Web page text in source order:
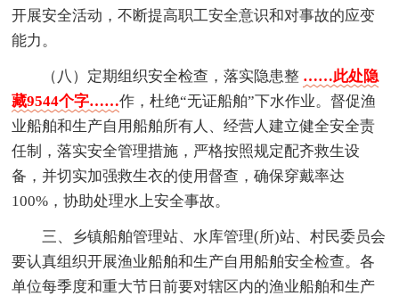
开展安全活动，不断提高职工安全意识和对事故的应变
能力。
（八）定期组织安全检查，落实隐患整 ……此处隐
藏9544个字……作，杜绝“无证船舶”下水作业。督促渔
业船舶和生产自用船舶所有人、经营人建立健全安全责
任制，落实安全管理措施，严格按照规定配齐救生设
备，并切实加强救生衣的使用督查，确保穿戴率达
100%，协助处理水上安全事故。
三、乡镇船舶管理站、水库管理(所)站、村民委员会
要认真组织开展渔业船舶和生产自用船舶安全检查。各
单位每季度和重大节日前要对辖区内的渔业船舶和生产